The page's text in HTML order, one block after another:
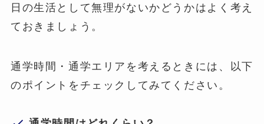
日の生活として無理がないかどうかはよく考え
ておきましょう。
通学時間・通学エリアを考えるときには、以下
のポイントをチェックしてみてください。